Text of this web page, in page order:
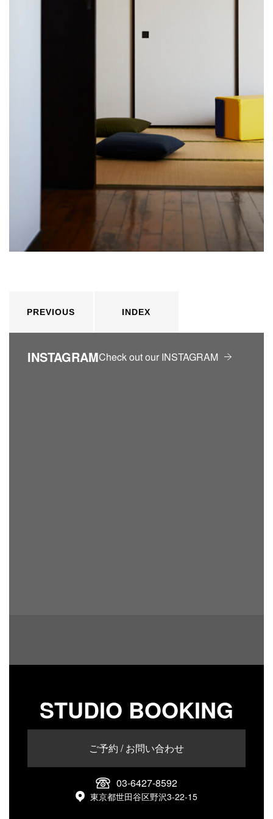
PREVIOUS INDEX
INSTAGRAMCheck out our INSTAGRAM
STUDIO BOOKING
ご予約 / お問い合わせ
03-6427-8592
東京都世田谷区野沢3-22-15